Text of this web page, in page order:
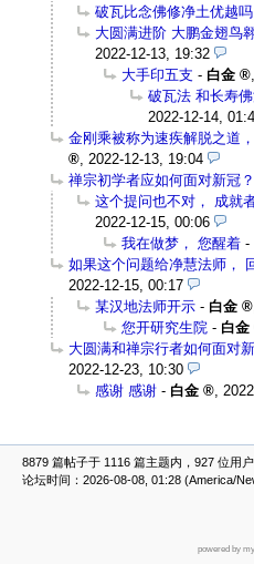
破瓦比念佛修净土优越吗
大圆满进阶 大鹏金翅鸟
2022-12-13, 19:32
大手印五支 - 白金
破瓦法 和长寿
2022-12-14,
金刚乘被称为速疾解脱之道
2022-12-13, 19:04
禅宗初学者应如何面对新冠？
这个提问也不对， 成就
2022-12-15, 00:06
我在做梦， 您醒着 -
如果这个问题给净慧法师，
2022-12-15, 00:17
某汉地法师开示 - 白金
您开研究生院 - 白金
大圆满和禅宗行者如何面对
2022-12-23, 10:30
感谢 感谢 - 白金
8879 篇帖子于 1116 篇主题内，927 位用
论坛时间：2026-08-08, 01:28 (America/
powered by